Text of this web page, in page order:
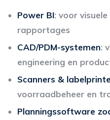
Power BI: voor
rapportages
CAD/PDM-systemen:
engineering en
Scanners &
voorraadbeheer en
Planningssoftware